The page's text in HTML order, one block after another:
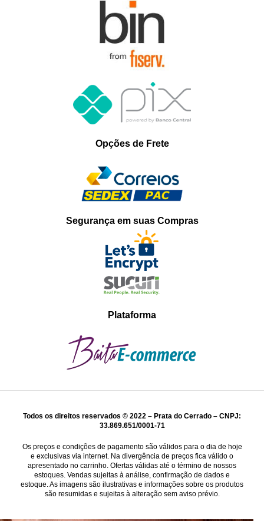
Opções de Frete
Segurança em suas Compras
Plataforma
Todos os direitos reservados © 2022 – Prata do Cerrado – CNPJ:
33.869.651/0001-71
Os preços e condições de pagamento são válidos para o dia de hoje
e exclusivas via internet. Na divergência de preços fica válido o
apresentado no carrinho. Ofertas válidas até o término de nossos
estoques. Vendas sujeitas à análise, confirmação de dados e
estoque. As imagens são ilustrativas e informações sobre os produtos
são resumidas e sujeitas à alteração sem aviso prévio.